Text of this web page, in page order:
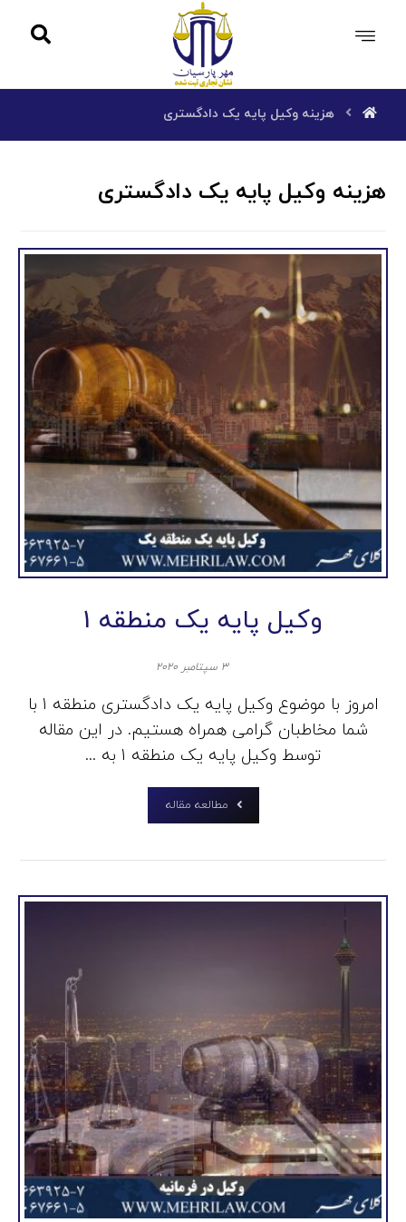
هزینه وکیل پایه یک دادگستری
هزینه وکیل پایه یک دادگستری
وکیل پایه یک منطقه 1
۳ سپتامبر ۲۰۲۰
امروز با موضوع وکیل پایه یک دادگستری منطقه 1 با
شما مخاطبان گرامی همراه هستیم. در این مقاله
توسط وکیل پایه یک منطقه 1 به ...
مطالعه مقاله